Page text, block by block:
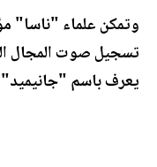
وتمكن علماء "ناسا"
تسجيل صوت المجال
يعرف باسم